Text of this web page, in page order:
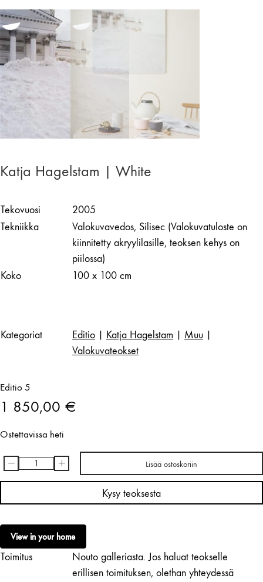
Katja Hagelstam | White
Tekovuosi
2005
Tekniikka
Valokuvavedos, Silisec (Valokuvatuloste on
kiinnitetty akryylilasille, teoksen kehys on
piilossa)
Koko
100 x 100 cm
Kategoriat Editio Katja Hagelstam Muu
Valokuvateokset
Editio 5
1 850,00 €
Ostettavissa heti
Katja
Hagelstam
määrä
- + Lisää ostoskoriin
Kysy teoksesta
View in your home
Toimitus
Nouto galleriasta. Jos haluat teokselle
erillisen toimituksen, olethan yhteydessä